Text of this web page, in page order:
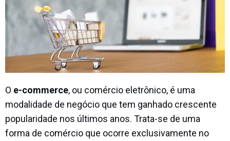
O e-commerce, ou comércio eletrônico, é uma
modalidade de negócio que tem ganhado crescente
popularidade nos últimos anos. Trata-se de uma
forma de comércio que ocorre exclusivamente no